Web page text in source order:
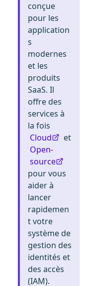
conçue
pour les
application
s
modernes
et les
produits
SaaS. Il
offre des
services à
la fois
Cloud
et
Open-
source
pour vous
aider à
lancer
rapidemen
t votre
système de
gestion des
identités et
des accès
(IAM).